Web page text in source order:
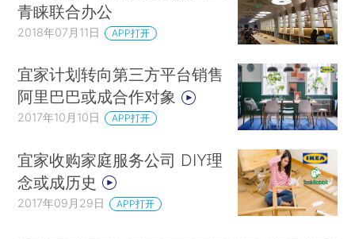
青睐联合办公
2018年07月11日 APP打开
宜家计划转向第三方平台销售
阿里巴巴或成合作对象
2017年10月10日 APP打开
宜家收购家庭服务公司 DIY理
念或成历史
2017年09月29日 APP打开